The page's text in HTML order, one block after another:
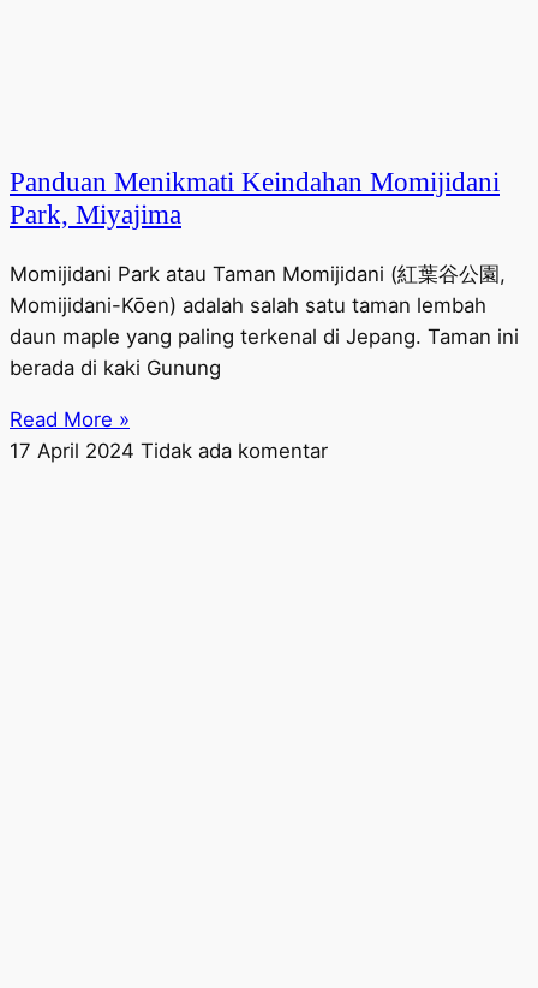
Panduan Menikmati Keindahan Momijidani
Park, Miyajima
Momijidani Park atau Taman Momijidani (紅葉谷公園,
Momijidani-Kōen) adalah salah satu taman lembah
daun maple yang paling terkenal di Jepang. Taman ini
berada di kaki Gunung
Read More »
17 April 2024 Tidak ada komentar